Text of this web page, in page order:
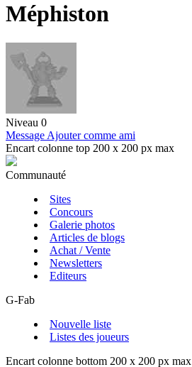
Méphiston
Niveau 0
Message Ajouter comme ami
Encart colonne top 200 x 200 px max
Communauté
Sites
Concours
Galerie photos
Articles de blogs
Achat / Vente
Newsletters
Editeurs
G-Fab
Nouvelle liste
Listes des joueurs
Encart colonne bottom 200 x 200 px max